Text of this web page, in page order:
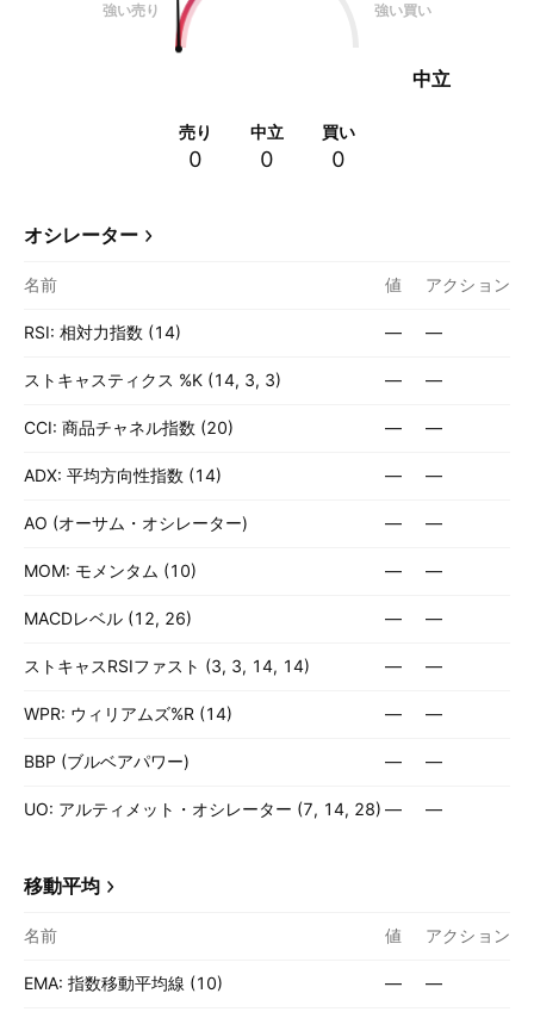
強い売り 強い買い
中立
売り
0
中立
0
買い
0
オシレーター
名前 値 アクション
RSI: 相対力指数 (14) — —
ストキャスティクス %K (14, 3, 3) — —
CCI: 商品チャネル指数 (20) — —
ADX: 平均方向性指数 (14) — —
AO (オーサム・オシレーター) — —
MOM: モメンタム (10) — —
MACDレベル (12, 26) — —
ストキャスRSIファスト (3, 3, 14, 14) — —
WPR: ウィリアムズ%R (14) — —
BBP (ブルベアパワー) — —
UO: アルティメット・オシレーター (7, 14, 28) — —
移動平均
名前 値 アクション
EMA: 指数移動平均線 (10) — —